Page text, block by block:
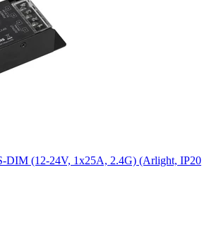
(12-24V, 1x25A, 2.4G) (Arlight, IP20